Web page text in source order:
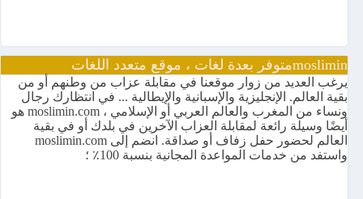
mosliminمتوفر بعدة لغات ، موقع متعدد اللغات
يرغب العديد من زوار موقعنا في مقابلة عزاب من وطنهم أو من
بقية العالم. الإنجليزية والإسبانية والإيطالية ... في انتظارك رجال
ونساء من المغرب والعالم العربي أو الإسلامي ، moslimin.com هو
أيضًا وسيلة رائعة لمقابلة العزاب الآخرين في بلدك أو في بقية
العالم لحضور حفل زفاف أو صداقة. انضم إلى moslimin.com
واستفد من خدمات المواعدة المجانية بنسبة 100٪ ؛